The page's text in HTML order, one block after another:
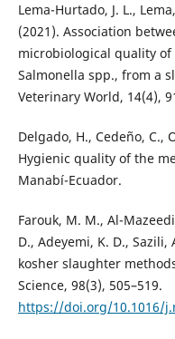
Lema-Hurtado, J. L.,
(2021). Association
microbiological quality
Salmonella spp., from a
Veterinary World, 14(4),
Delgado, H., Cedeño, C.,
Hygienic quality of the
Manabí-Ecuador.
Farouk, M. M., Al-
D., Adeyemi, K. D.,
kosher slaughter
Science, 98(3), 505–519.
https://doi.org/10.1016/